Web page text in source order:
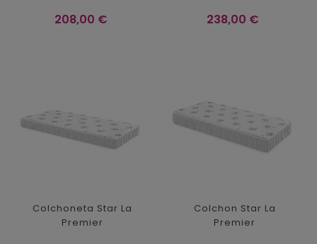
Precio
208,00 € Precio
238,00 €
Colchoneta Star La
Premier
Colchon Star La
Premier